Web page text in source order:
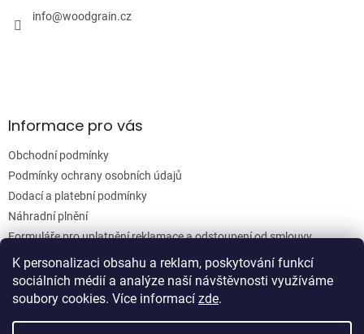
K personalizaci obsahu a reklam, poskytování funkcí
sociálních médií a analýze naší návštěvnosti využíváme
soubory cookies. Více informací zde.
u
info@woodgrain.cz
Informace pro vás
Obchodní podmínky
Podmínky ochrany osobních údajů
Dodací a platební podmínky
Náhradní plnění
Formuláře pro uplatnění reklamace a odstoupení od smlouvy
Moje objednávka